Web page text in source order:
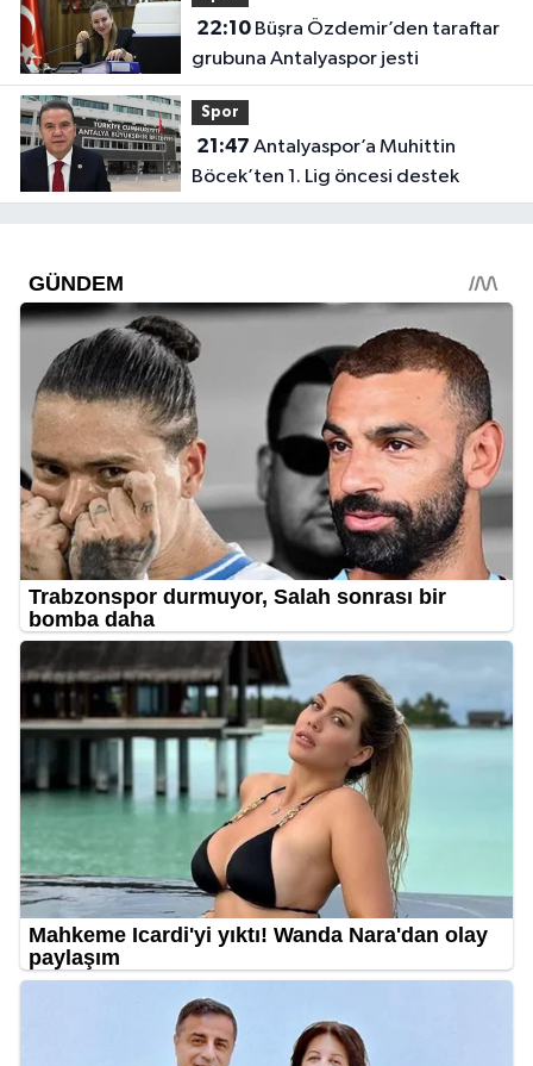
22:10Büşra Özdemir’den taraftar
grubuna Antalyaspor jesti
Spor
21:47
Böcek’ten 1. Lig öncesi destek